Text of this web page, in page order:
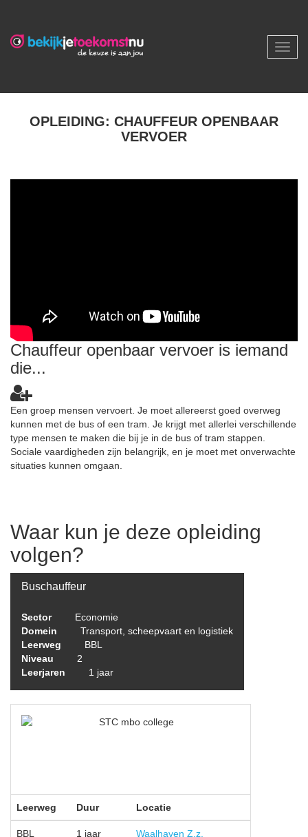
OPLEIDING: CHAUFFEUR OPENBAAR
VERVOER
Chauffeur openbaar vervoer is iemand
die...
Een groep mensen vervoert. Je moet allereerst goed overweg
kunnen met de bus of een tram. Je krijgt met allerlei verschillende
type mensen te maken die bij je in de bus of tram stappen.
Sociale vaardigheden zijn belangrijk, en je moet met onverwachte
situaties kunnen omgaan.
Waar kun je deze opleiding
volgen?
Buschauffeur
Sector
Economie
Domein
Transport, scheepvaart en logistiek
Leerweg
BBL
Niveau
2
Leerjaren
1 jaar
Leerweg Duur Locatie
BBL 1 jaar
Waalhaven Z.z.